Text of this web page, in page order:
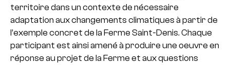
territoire dans un contexte de nécessaire
adaptation aux changements climatiques à partir de
l’exemple concret de la Ferme Saint-Denis. Chaque
participant est ainsi amené à produire une oeuvre en
réponse au projet de la Ferme et aux questions